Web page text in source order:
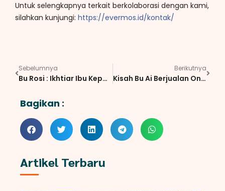
Untuk selengkapnya terkait berkolaborasi dengan kami,
silahkan kunjungi: https://evermos.id/kontak/
Sebelumnya
Bu Rosi : Ikhtiar Ibu Kepala Rumah Tangga
Berikutnya
Kisah Bu Ai Berjualan Online, Reseller Evermos Ngamprah Pantang Menyerah
Bagikan :
Artikel Terbaru